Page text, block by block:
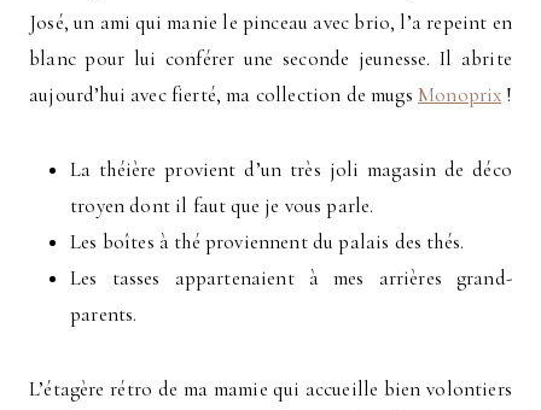
José, un ami qui manie le pinceau avec brio, l’a repeint en
blanc pour lui conférer une seconde jeunesse. Il abrite
aujourd’hui avec fierté, ma collection de mugs Monoprix !
La théière provient d’un très joli magasin de déco
troyen dont il faut que je vous parle.
Les boîtes à thé proviennent du palais des thés.
Les tasses appartenaient à mes arrières grand-
parents.
L’étagère rétro de ma mamie qui accueille bien volontiers